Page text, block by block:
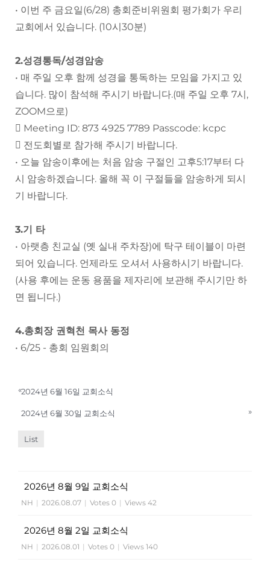
• 이번 주 금요일(6/28) 총회준비위원회 평가회가 우리
교회에서 있습니다. (10시30분)
2.성경통독/성경암송
• 매 주일 오후 함께 성경을 통독하는 모임을 가지고 있
습니다. 많이 참석해 주시기 바랍니다.(매 주일 오후 7시,
ZOOM으로)
 Meeting ID: 873 4925 7789 Passcode: kcpc
 전도회별로 참가해 주시기 바랍니다.
• 오늘 암송이후에는 처음 암송 구절인 고후5:17부터 다
시 암송하겠습니다. 올해 꼭 이 구절들을 암송하게 되시
기 바랍니다.
3.기 타
• 아랫층 친교실 (옛 실내 주차장)에 탁구 테이블이 마련
되어 있습니다. 언제라도 오셔서 사용하시기 바랍니다.
(사용 후에는 운동 용품을 제자리에 보관해 주시기만 하
면 됩니다.)
4.총회장 권혁천 목사 동정
• 6/25 - 총회 임원회의
«2024년 6월 16일 교회소식
2024년 6월 30일 교회소식 »
List
2026년 8월 9일 교회소식
NH | 2026.08.07 | Votes 0 | Views 42
2026년 8월 2일 교회소식
NH | 2026.08.01 | Votes 0 | Views 140